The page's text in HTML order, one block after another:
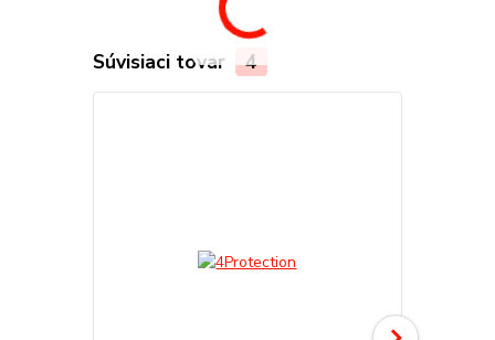
Súvisiaci tovar 4